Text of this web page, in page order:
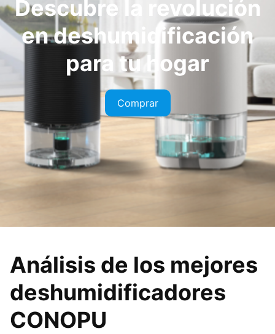
Descubre la revolución
en deshumidificación
para tu hogar
Comprar
Análisis de los mejores
deshumidificadores
CONOPU